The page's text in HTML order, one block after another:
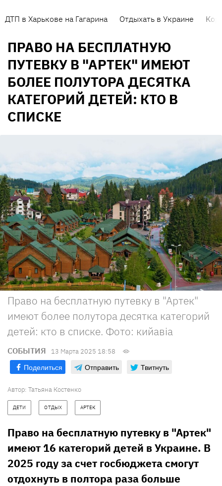
ДТП в Харькове на Гагарина Отдыхать в Украине
ПРАВО НА БЕСПЛАТНУЮ
ПУТЕВКУ В "АРТЕК" ИМЕЮТ
БОЛЕЕ ПОЛУТОРА ДЕСЯТКА
КАТЕГОРИЙ ДЕТЕЙ: КТО В
СПИСКЕ
Право на бесплатную путевку в "Артек"
имеют более полутора десятка категорий
детей: кто в списке. Фото: кийавіа
СОБЫТИЯ 13 Марта 2025 18:58
Поделиться Отправить Твитнуть
Автор: Татьяна Костенко
ДЕТИ ОТДЫХ АРТЕК
Право на бесплатную путевку в "Артек"
имеют 16 категорий детей в Украине. В
2025 году за счет госбюджета смогут
отдохнуть в полтора раза больше